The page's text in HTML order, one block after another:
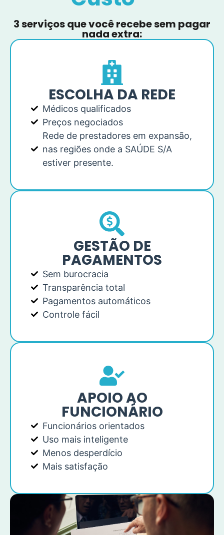
3 serviços que você recebe sem pagar
nada extra:
ESCOLHA DA REDE
Médicos qualificados
Preços negociados
Rede de prestadores em expansão,
nas regiões onde a SAÚDE S/A
estiver presente.
GESTÃO DE
PAGAMENTOS
Sem burocracia
Transparência total
Pagamentos automáticos
Controle fácil
APOIO AO
FUNCIONÁRIO
Funcionários orientados
Uso mais inteligente
Menos desperdício
Mais satisfação